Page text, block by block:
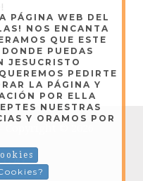
© 2026
PÁGINA WEB DEL
NOS ENCANTA
QUE ESTE
PUEDAS
JESUCRISTO
PEDIRTE
LA PÁGINA Y
POR ELLA
NUESTRAS
Y ORAMOS POR